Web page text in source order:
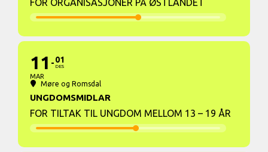
FOR ORGANISASJONER PÅ ØSTLANDET
11
MAR
01
DES
Møre og Romsdal
UNGDOMSMIDLAR
FOR TILTAK TIL UNGDOM MELLOM 13 – 19 ÅR